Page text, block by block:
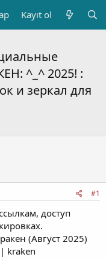
Kayıt ol
^_^ 2025! :
и зеркал для
#1
доступ
(Август 2025)
krаken